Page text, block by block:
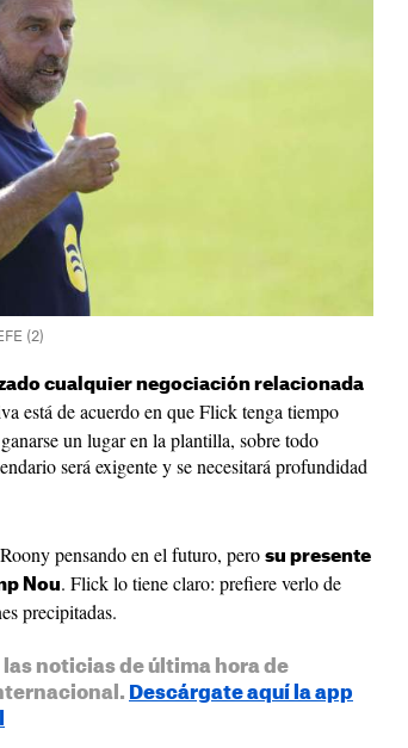
(2)
cualquier negociación relacionada
está de acuerdo en que Flick tenga tiempo
un lugar en la plantilla, sobre todo
será exigente y se necesitará profundidad
pensando en el futuro, pero su presente
Nou. Flick lo tiene claro: prefiere verlo de
precipitadas.
noticias de última hora de
Descárgate aquí la app